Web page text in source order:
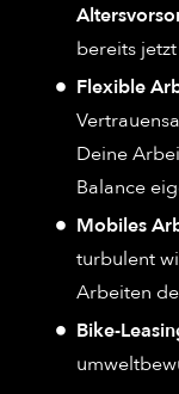
bereits
Flexible
Deine
Balance
Mobiles
turbulent
Arbeiten
Bike-